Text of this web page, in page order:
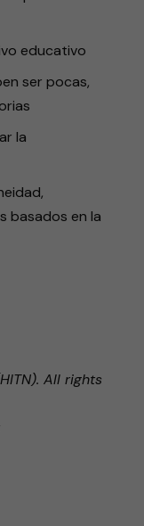
educativo
ser pocas,
la
basados en la
All rights